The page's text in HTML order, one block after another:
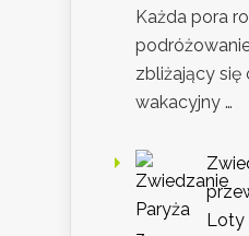
Każda pora
zbliżający się
wakacyjny …
Loty